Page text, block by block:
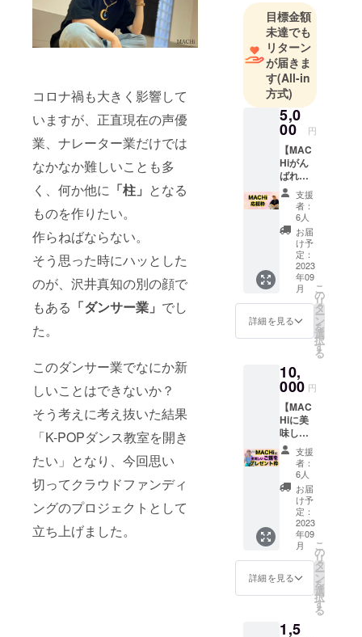
コロナ禍も大きく影響して
いますが、正直現在の声優
業、ナレーター業だけでは
なかなか難しいことも多
く、何か他に 「柱」 となる
ものを作りたい。
作らねばならない。
そう思った時にハッとした
のが、沢井真知の別の顔で
もある 「ダンサー業」 でし
た。
このダンサー業でなにか新
しいことはできないか？
そう考えに考え抜いた結果
「K-POPダンス教室を開き
たい」となり、今回思い
切ってクラウドファンディ
ングのプロジェクトとして
立ち上げました。
て鋭意準備
中です！
目標金額
未達でも
リターン
が届きま
す(All-in
方式)
5,0
00 円
【MAC
Hiがん
ばれ！
応援
枠】 ダ
ンサー
MACHi
をただ
ただ応
援した
いと
思って
くだ
さって
いる方
向けの
ンで
す。
MACHi
よりお
礼動画
をお送
りいた
しま
す。
【動画
内容】
3分～5
分程度
のお礼
動画を
データ
にて
しま
支援
者：
6人
お届
け予
定：
2023
年09
月
詳細を見る
こ
の
リ
タ
ー
ン
を
選
択
す
る
10,
000 円
【MAC
Hiに美
味しい
ものを
食べさ
せたい
枠】 ダ
ンサー
MACHi
をただ
ただ美
味しい
ものを
食べさ
せたい
（応援
い）
支援
者：
6人
お届
け予
定：
2023
年09
月
詳細を見る
こ
の
リ
タ
ー
ン
を
選
択
す
る
1,5